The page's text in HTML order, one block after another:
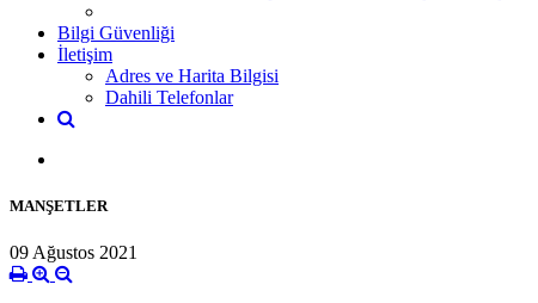
Bilgi Güvenliği
İletişim
Adres ve Harita Bilgisi
Dahili Telefonlar
MANŞETLER
09 Ağustos 2021